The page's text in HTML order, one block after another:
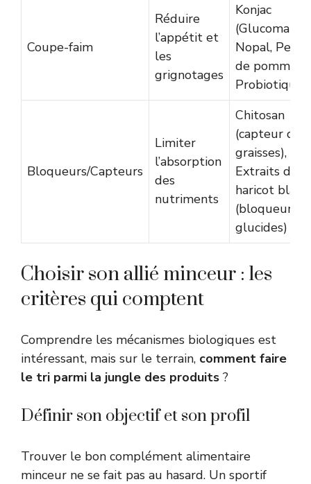
Coupe-faim
Réduire
l’appétit et
les
grignotages
Konjac
Nopal,
de pomme,
Probiotiques
Bloqueurs/Capteurs
Limiter
l’absorption
des
nutriments
Chitosan
(capteur de
graisses),
Extraits de
haricot blanc
(bloqueur de
glucides)
Choisir son allié minceur : les
critères qui comptent
Comprendre les mécanismes biologiques est
intéressant, mais sur le terrain, comment faire
le tri parmi la jungle des produits ?
Définir son objectif et son profil
Trouver le bon complément alimentaire
minceur ne se fait pas au hasard. Un sportif